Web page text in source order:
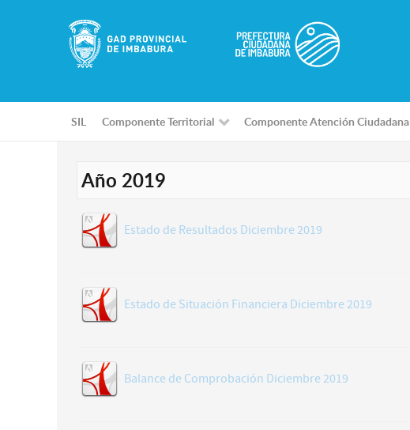
SIL Componente Territorial Componente Atención Ciudadana
Año 2019
Estado de Resultados Diciembre 2019
Estado de Situación Financiera Diciembre 2019
Balance de Comprobación Diciembre 2019